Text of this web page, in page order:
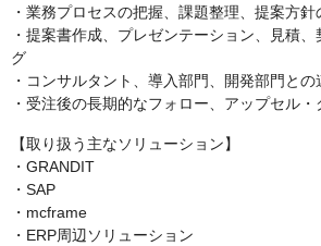
・業務プロセスの把握、課題整理、提案方針
・提案書作成、プレゼンテーション、見積
グ
・コンサルタント、導入部門、開発部門との
・受注後の長期的なフォロー、アップセル
【取り扱う主なソリューション】
・GRANDIT
・SAP
・mcframe
・ERP周辺ソリューション